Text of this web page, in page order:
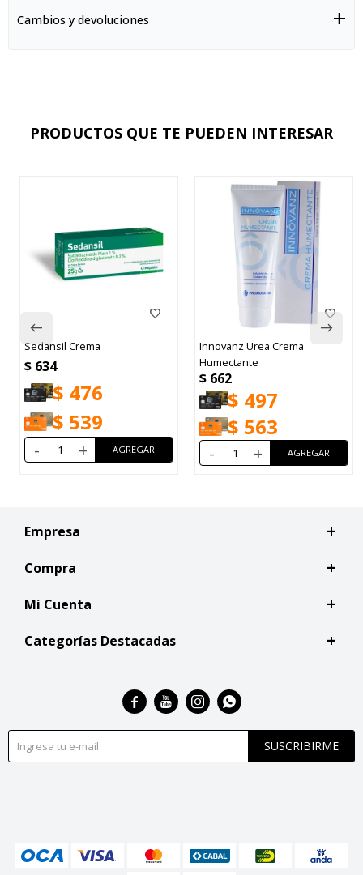
Cambios y devoluciones
PRODUCTOS QUE TE PUEDEN INTERESAR
Sedansil Crema
$ 634
$ 476
$ 539
- +
Innovanz Urea Crema
Humectante
$ 662
$ 497
$ 563
- +
Empresa
Compra
Mi Cuenta
Categorías Destacadas
SUSCRIBIRME
   